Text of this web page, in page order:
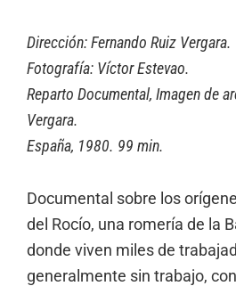
Dirección: Fernando Ruiz Vergara.
Fotografía: Víctor Estevao.
Reparto Documental, Imagen de
Vergara.
España, 1980. 99 min.
Documental sobre los
del Rocío, una romería de la
donde viven miles de
generalmente sin trabajo,